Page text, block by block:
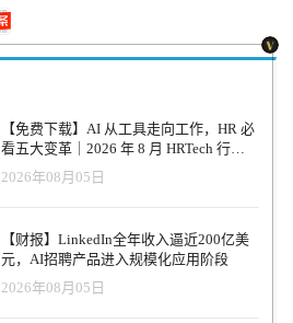
【免费下载】AI 从工具走向工作，HR 必
看五大变革｜2026 年 8 月 HRTech 行业
观察报告
2026年08月05日
【财报】LinkedIn全年收入逼近200亿美
元，AI招聘产品进入规模化应用阶段
2026年08月05日